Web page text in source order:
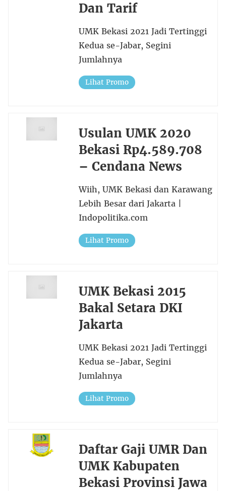
Dan Tarif
UMK Bekasi 2021 Jadi Tertinggi
Kedua se-Jabar, Segini
Jumlahnya
Lihat Promo
Usulan UMK 2020
Bekasi Rp4.589.708
– Cendana News
Wiih, UMK Bekasi dan Karawang
Lebih Besar dari Jakarta |
Indopolitika.com
Lihat Promo
UMK Bekasi 2015
Bakal Setara DKI
Jakarta
UMK Bekasi 2021 Jadi Tertinggi
Kedua se-Jabar, Segini
Jumlahnya
Lihat Promo
Daftar Gaji UMR Dan
UMK Kabupaten
Bekasi Provinsi Jawa